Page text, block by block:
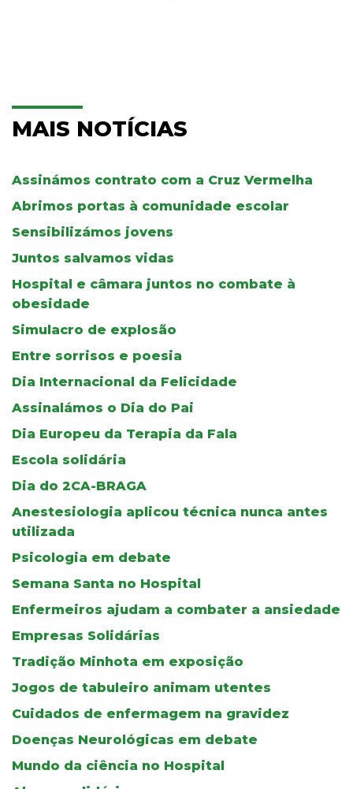
MAIS NOTÍCIAS
Assinámos contrato com a Cruz Vermelha
Abrimos portas à comunidade escolar
Sensibilizámos jovens
Juntos salvamos vidas
Hospital e câmara juntos no combate à
obesidade
Simulacro de explosão
Entre sorrisos e poesia
Dia Internacional da Felicidade
Assinalámos o Dia do Pai
Dia Europeu da Terapia da Fala
Escola solidária
Dia do 2CA-BRAGA
Anestesiologia aplicou técnica nunca antes
utilizada
Psicologia em debate
Semana Santa no Hospital
Enfermeiros ajudam a combater a ansiedade
Empresas Solidárias
Tradição Minhota em exposição
Jogos de tabuleiro animam utentes
Cuidados de enfermagem na gravidez
Doenças Neurológicas em debate
Mundo da ciência no Hospital